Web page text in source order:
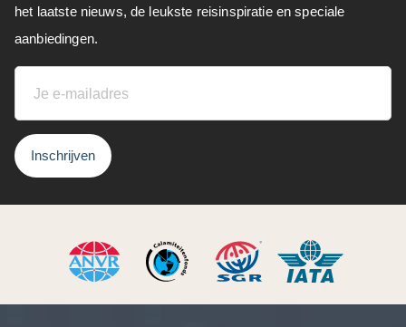
het laatste nieuws, de leukste reisinspiratie en speciale
aanbiedingen.
Inschrijven